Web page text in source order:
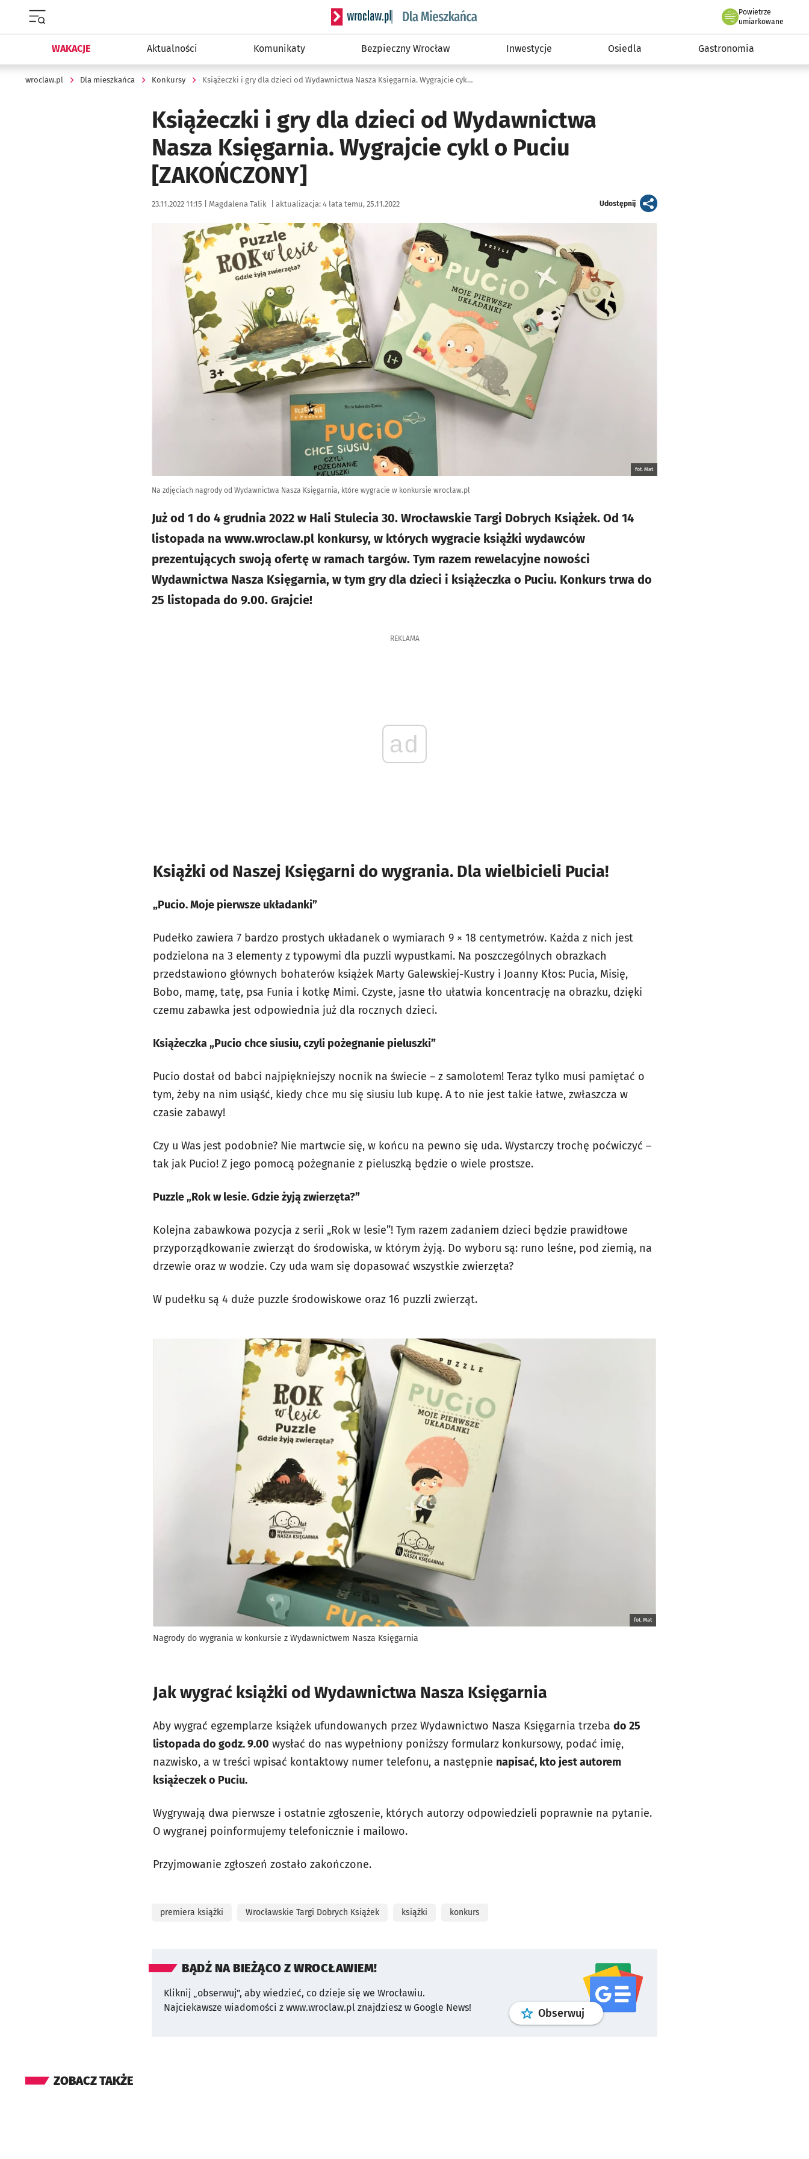
Serwis informacyjny wroclaw.pl podserwis: Dla mieszkańca
Powietrze
we Wrocławiu
umiarkowane
WAKACJE Aktualności Komunikaty Bezpieczny Wrocław Inwestycje Osiedla Gastronomia
wroclaw.pl Dla mieszkańca Konkursy Książeczki i gry dla dzieci od Wydawnictwa Nasza Księgarnia. Wygrajcie cykl o Puciu [ZAKOŃCZONY]
Książeczki i gry dla dzieci od Wydawnictwa
Nasza Księgarnia. Wygrajcie cykl o Puciu
[ZAKOŃCZONY]
Data publikacji:
23.11.2022 11:15 | Autor:
Magdalena Talik aktualizacja: 4 lata temu, 25.11.2022 Udostępnijartykuł
Kliknij, aby powiększyć
fot. Mat
Na zdjęciach nagrody od Wydawnictwa Nasza Księgarnia, które wygracie w konkursie wroclaw.pl
Już od 1 do 4 grudnia 2022 w Hali Stulecia 30. Wrocławskie Targi Dobrych Książek. Od 14
listopada na www.wroclaw.pl konkursy, w których wygracie książki wydawców
prezentujących swoją ofertę w ramach targów. Tym razem rewelacyjne nowości
Wydawnictwa Nasza Księgarnia, w tym gry dla dzieci i książeczka o Puciu. Konkurs trwa do
25 listopada do 9.00. Grajcie!
REKLAMA
ad
Książki od Naszej Księgarni do wygrania. Dla wielbicieli Pucia!
„Pucio. Moje pierwsze układanki”
Pudełko zawiera 7 bardzo prostych układanek o wymiarach 9 × 18 centymetrów. Każda z nich jest
podzielona na 3 elementy z typowymi dla puzzli wypustkami. Na poszczególnych obrazkach
przedstawiono głównych bohaterów książek Marty Galewskiej-Kustry i Joanny Kłos: Pucia, Misię,
Bobo, mamę, tatę, psa Funia i kotkę Mimi. Czyste, jasne tło ułatwia koncentrację na obrazku, dzięki
czemu zabawka jest odpowiednia już dla rocznych dzieci.
Książeczka „Pucio chce siusiu, czyli pożegnanie pieluszki”
Pucio dostał od babci najpiękniejszy nocnik na świecie – z samolotem! Teraz tylko musi pamiętać o
tym, żeby na nim usiąść, kiedy chce mu się siusiu lub kupę. A to nie jest takie łatwe, zwłaszcza w
czasie zabawy!
Czy u Was jest podobnie? Nie martwcie się, w końcu na pewno się uda. Wystarczy trochę poćwiczyć –
tak jak Pucio! Z jego pomocą pożegnanie z pieluszką będzie o wiele prostsze.
Puzzle „Rok w lesie. Gdzie żyją zwierzęta?”
Kolejna zabawkowa pozycja z serii „Rok w lesie”! Tym razem zadaniem dzieci będzie prawidłowe
przyporządkowanie zwierząt do środowiska, w którym żyją. Do wyboru są: runo leśne, pod ziemią, na
drzewie oraz w wodzie. Czy uda wam się dopasować wszystkie zwierzęta?
W pudełku są 4 duże puzzle środowiskowe oraz 16 puzzli zwierząt.
fot. Mat
Nagrody do wygrania w konkursie z Wydawnictwem Nasza Księgarnia
Jak wygrać książki od Wydawnictwa Nasza Księgarnia
Aby wygrać egzemplarze książek ufundowanych przez Wydawnictwo Nasza Księgarnia trzeba do 25
listopada do godz. 9.00 wysłać do nas wypełniony poniższy formularz konkursowy, podać imię,
nazwisko, a w treści wpisać kontaktowy numer telefonu, a następnie napisać, kto jest autorem
książeczek o Puciu.
Wygrywają dwa pierwsze i ostatnie zgłoszenie, których autorzy odpowiedzieli poprawnie na pytanie.
O wygranej poinformujemy telefonicznie i mailowo.
Przyjmowanie zgłoszeń zostało zakończone.
premiera książki Wrocławskie Targi Dobrych Książek książki konkurs
BĄDŹ NA BIEŻĄCO Z WROCŁAWIEM!
Kliknij „obserwuj”, aby wiedzieć, co dzieje się we Wrocławiu.
Najciekawsze wiadomości z www.wroclaw.pl znajdziesz w Google News!
Obserwuj profilgoogle news
ZOBACZ TAKŻE